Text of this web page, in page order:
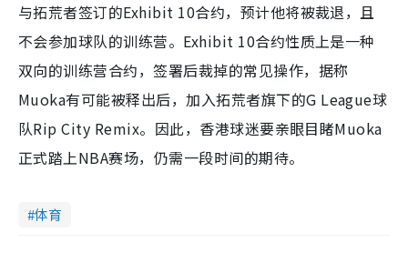
与拓荒者签订的Exhibit 10合约，预计他将被裁退，且
不会参加球队的训练营。Exhibit 10合约性质上是一种
双向的训练营合约，签署后裁掉的常见操作，据称
Muoka有可能被释出后，加入拓荒者旗下的G League球
队Rip City Remix。因此，香港球迷要亲眼目睹Muoka
正式踏上NBA赛场，仍需一段时间的期待。
体育